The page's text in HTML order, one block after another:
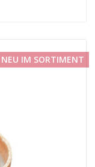
NEU IM SORTIMENT